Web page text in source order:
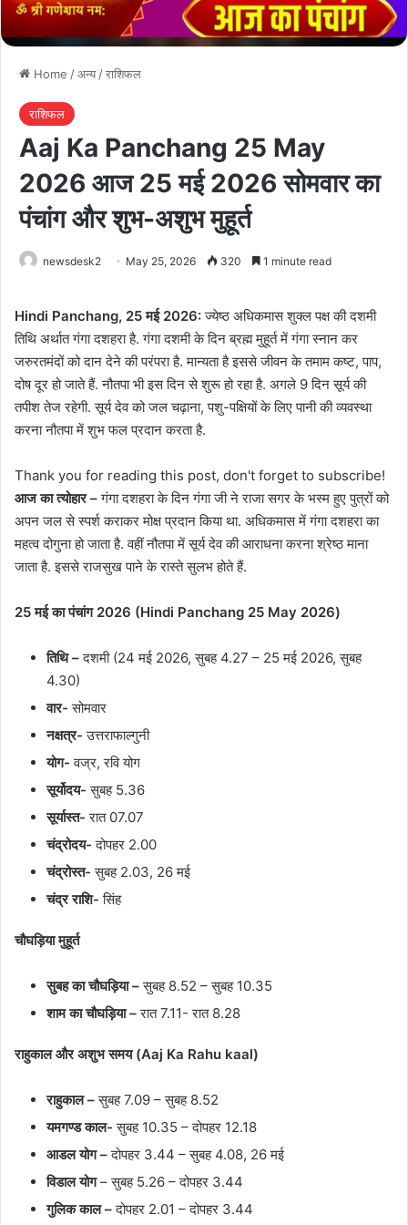
Home /अन्य /राशिफल
राशिफल
Aaj Ka Panchang 25 May
2026 आज 25 मई 2026 सोमवार का
पंचांग और शुभ-अशुभ मुहूर्त
newsdesk2 May 25, 2026 320 1 minute read
Hindi Panchang, 25 मई 2026:ज्येष्ठ अधिकमास शुक्ल पक्ष की दशमी
तिथि अर्थात गंगा दशहरा है. गंगा दशमी के दिन ब्रह्म मुहूर्त में गंगा स्नान कर
जरुरतमंदों को दान देने की परंपरा है. मान्यता है इससे जीवन के तमाम कष्ट, पाप,
दोष दूर हो जाते हैं. नौतपा भी इस दिन से शुरू हो रहा है. अगले 9 दिन सूर्य की
तपीश तेज रहेगी. सूर्य देव को जल चढ़ाना, पशु-पक्षियों के लिए पानी की व्यवस्था
करना नौतपा में शुभ फल प्रदान करता है.
Thank you for reading this post, don't forget to subscribe!
आज का त्योहार –गंगा दशहरा के दिन गंगा जी ने राजा सगर के भस्म हुए पुत्रों को
अपन जल से स्पर्श कराकर मोक्ष प्रदान किया था. अधिकमास में गंगा दशहरा का
महत्व दोगुना हो जाता है. वहीं नौतपा में सूर्य देव की आराधना करना श्रेष्ठ माना
जाता है. इससे राजसुख पाने के रास्ते सुलभ होते हैं.
25 मई का पंचांग 2026 (Hindi Panchang 25 May 2026)
तिथि –दशमी (24 मई 2026, सुबह 4.27 – 25 मई 2026, सुबह
4.30)
वार-सोमवार
नक्षत्र- उत्तराफाल्गुनी
योग- वज्र, रवि योग
सूर्योदय-सुबह 5.36
सूर्यास्त-रात 07.07
चंद्रोदय- दोपहर 2.00
चंद्रोस्त-सुबह 2.03, 26 मई
चंद्र राशि- सिंह
चौघड़िया मुहूर्त
सुबह का चौघड़िया –सुबह 8.52 – सुबह 10.35
शाम का चौघड़िया –रात 7.11- रात 8.28
राहुकाल और अशुभ समय (Aaj Ka Rahu kaal)
राहुकाल –सुबह 7.09 – सुबह 8.52
यमगण्ड काल- सुबह 10.35 – दोपहर 12.18
आडल योग –दोपहर 3.44 – सुबह 4.08, 26 मई
विडाल योग– सुबह 5.26 – दोपहर 3.44
गुलिक काल –दोपहर 2.01 – दोपहर 3.44